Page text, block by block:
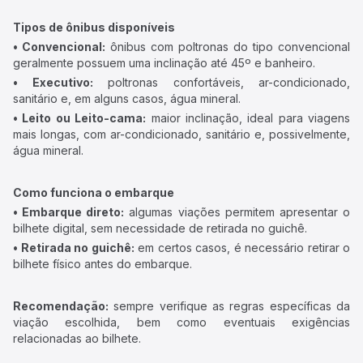
Tipos de ônibus disponíveis
• Convencional: ônibus com poltronas do tipo convencional
geralmente possuem uma inclinação até 45º e banheiro.
• Executivo: poltronas confortáveis, ar-condicionado,
sanitário e, em alguns casos, água mineral.
• Leito ou Leito-cama: maior inclinação, ideal para viagens
mais longas, com ar-condicionado, sanitário e, possivelmente,
água mineral.
Como funciona o embarque
• Embarque direto: algumas viações permitem apresentar o
bilhete digital, sem necessidade de retirada no guichê.
• Retirada no guichê: em certos casos, é necessário retirar o
bilhete físico antes do embarque.
Recomendação: sempre verifique as regras específicas da
viação escolhida, bem como eventuais exigências
relacionadas ao bilhete.